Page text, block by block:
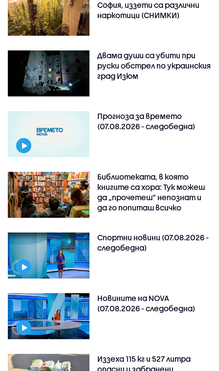
София, иззети са различни
наркотици (СНИМКИ)
Двама души са убити при
руски обстрeл по украинския
град Изюм
Прогноза за времето
(07.08.2026 - следобедна)
Библиотеката, в която
книгите са хора: Тук можеш
да „прочетеш“ непознат и
да го попиташ всичко
Спортни новини (07.08.2026 -
следобедна)
Новините на NOVA
(07.08.2026 - следобедна)
Иззеха 115 кг и 527 литра
опасни и забранени